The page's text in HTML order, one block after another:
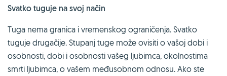
Svatko tuguje na svoj način
Tuga nema granica i vremenskog ograničenja. Svatko
tuguje drugačije. Stupanj tuge može ovisiti o vašoj dobi i
osobnosti, dobi i osobnosti vašeg ljubimca, okolnostima
smrti ljubimca, o vašem međusobnom odnosu. Ako ste